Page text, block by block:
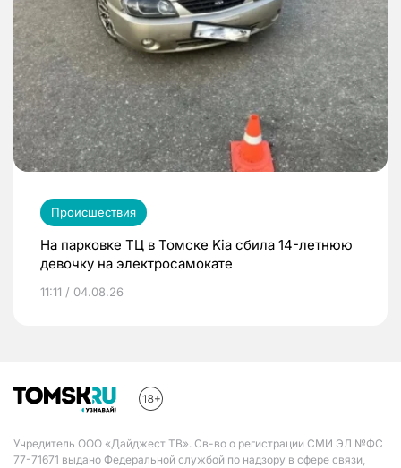
Происшествия
На парковке ТЦ в Томске Kia сбила 14-летнюю
девочку на электросамокате
11:11 / 04.08.26
Учредитель ООО «Дайджест ТВ». Св-во о регистрации СМИ ЭЛ №ФС
77-71671 выдано Федеральной службой по надзору в сфере связи,